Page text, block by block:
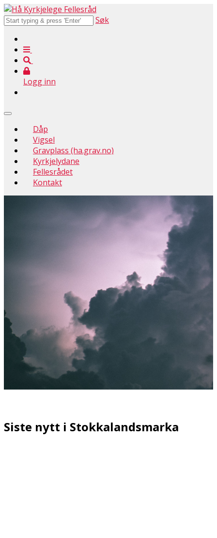
Søk
Logg inn
Dåp
Vigsel
Gravplass (ha.grav.no)
Kyrkjelydane
Fellesrådet
Kontakt
Siste nytt i Stokkalandsmarka